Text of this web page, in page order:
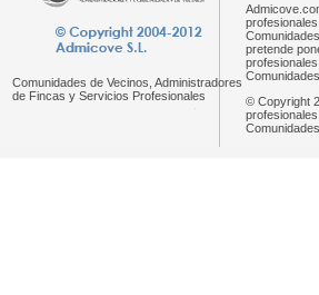
Comunidades de Vecinos, Administradores
de Fincas y Servicios Profesionales
pretende
© Copyright